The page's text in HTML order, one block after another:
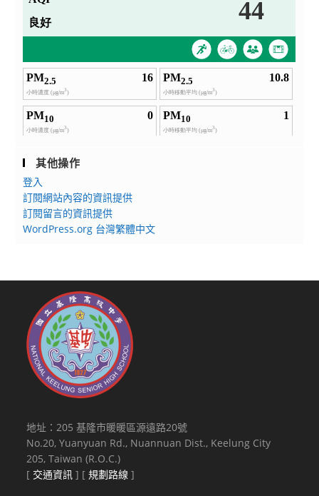
其他操作
登入
訂閱網站內容的資訊提供
訂閱留言的資訊提供
WordPress.org 台灣繁體中文
地址：205 基隆市暖暖區源遠路20號
No.20, Yuanyuan Rd., Nuannuan Dist., Keelung City
205, Taiwan (R.O.C.)
[ 交通資訊 ] [規劃路線 ]